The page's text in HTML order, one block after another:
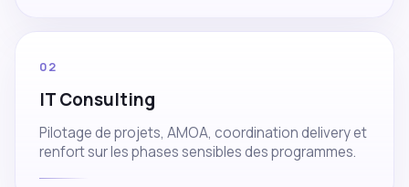
02
IT Consulting
Pilotage de projets, AMOA, coordination delivery et
renfort sur les phases sensibles des programmes.